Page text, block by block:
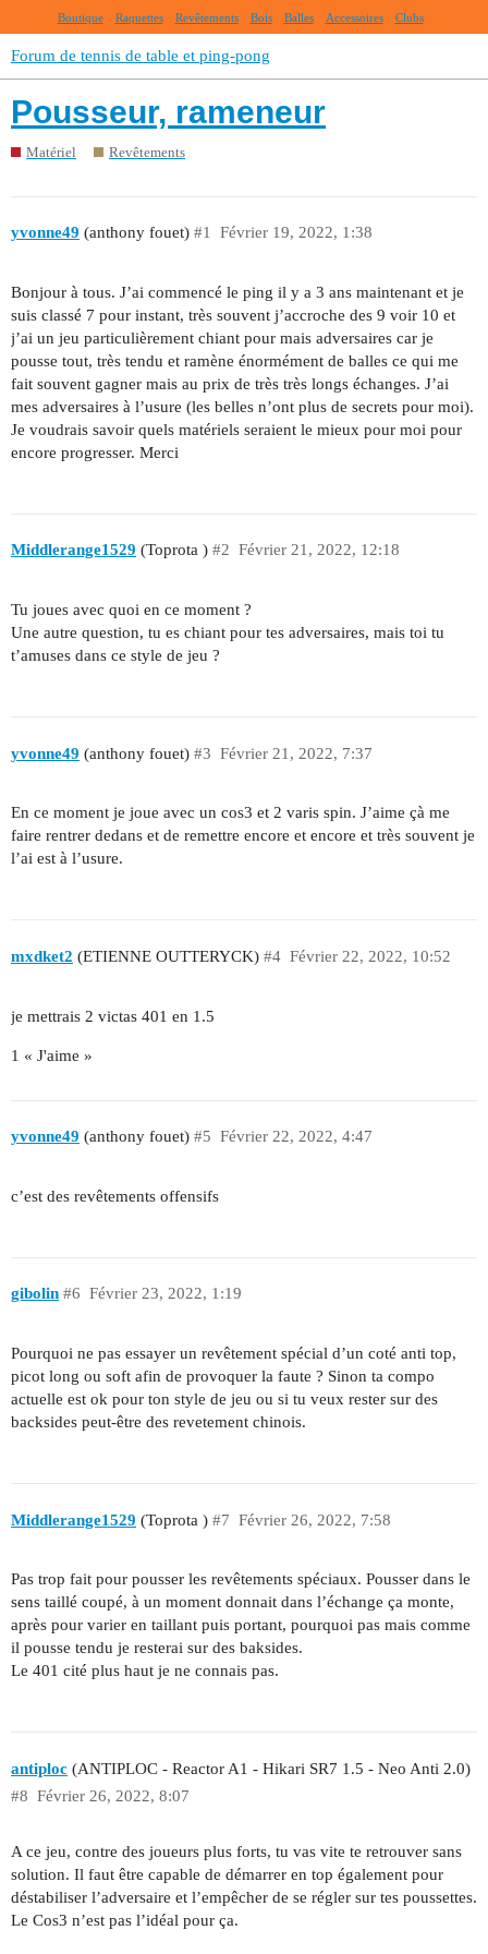
Boutique Raquettes Revêtements Bois Balles Accessoires Clubs
Forum de tennis de table et ping-pong
Pousseur, rameneur
Matériel Revêtements
yvonne49 (anthony fouet) Février 19, 2022, 1:38
#1
Bonjour à tous. J’ai commencé le ping il y a 3 ans maintenant et je
suis classé 7 pour instant, très souvent j’accroche des 9 voir 10 et
j’ai un jeu particulièrement chiant pour mais adversaires car je
pousse tout, très tendu et ramène énormément de balles ce qui me
fait souvent gagner mais au prix de très très longs échanges. J’ai
mes adversaires à l’usure (les belles n’ont plus de secrets pour moi).
Je voudrais savoir quels matériels seraient le mieux pour moi pour
encore progresser. Merci
Middlerange1529 (Toprota ) Février 21, 2022, 12:18
#2
Tu joues avec quoi en ce moment ?
Une autre question, tu es chiant pour tes adversaires, mais toi tu
t’amuses dans ce style de jeu ?
yvonne49 (anthony fouet) Février 21, 2022, 7:37
#3
En ce moment je joue avec un cos3 et 2 varis spin. J’aime çà me
faire rentrer dedans et de remettre encore et encore et très souvent je
l’ai est à l’usure.
mxdket2 (ETIENNE OUTTERYCK) Février 22, 2022, 10:52
#4
je mettrais 2 victas 401 en 1.5
1 « J'aime »
yvonne49 (anthony fouet) Février 22, 2022, 4:47
#5
c’est des revêtements offensifs
gibolin Février 23, 2022, 1:19
#6
Pourquoi ne pas essayer un revêtement spécial d’un coté anti top,
picot long ou soft afin de provoquer la faute ? Sinon ta compo
actuelle est ok pour ton style de jeu ou si tu veux rester sur des
backsides peut-être des revetement chinois.
Middlerange1529 (Toprota ) Février 26, 2022, 7:58
#7
Pas trop fait pour pousser les revêtements spéciaux. Pousser dans le
sens taillé coupé, à un moment donnait dans l’échange ça monte,
après pour varier en taillant puis portant, pourquoi pas mais comme
il pousse tendu je resterai sur des baksides.
Le 401 cité plus haut je ne connais pas.
antiploc (ANTIPLOC - Reactor A1 - Hikari SR7 1.5 - Neo Anti 2.0)
Février 26, 2022, 8:07
#8
A ce jeu, contre des joueurs plus forts, tu vas vite te retrouver sans
solution. Il faut être capable de démarrer en top également pour
déstabiliser l’adversaire et l’empêcher de se régler sur tes poussettes.
Le Cos3 n’est pas l’idéal pour ça.